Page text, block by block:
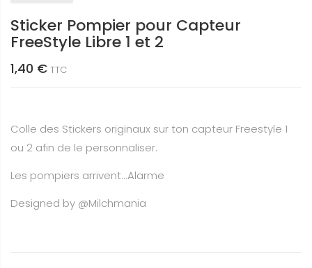
Sticker Pompier pour Capteur
FreeStyle Libre 1 et 2
1,40 € TTC
Colle des Stickers originaux sur ton capteur Freestyle 1
ou 2 afin de le personnaliser.
Les pompiers arrivent...Alarme
Designed by @Milchmania